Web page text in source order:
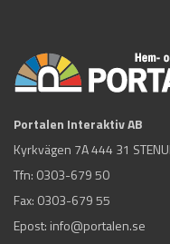
Portalen Interaktiv AB
Kyrkvägen 7A 444 31
Tfn: 0303-679 50
Fax: 0303-679 55
Epost: info@portalen.se